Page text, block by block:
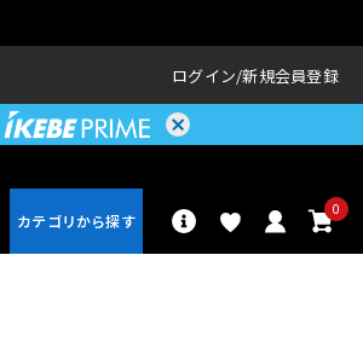
ログイン 新規会員登録
0